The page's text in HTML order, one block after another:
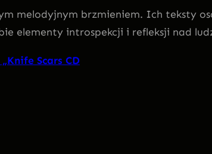
melodyjnym brzmieniem. Ich teksty
elementy introspekcji i refleksji nad
Scars CD